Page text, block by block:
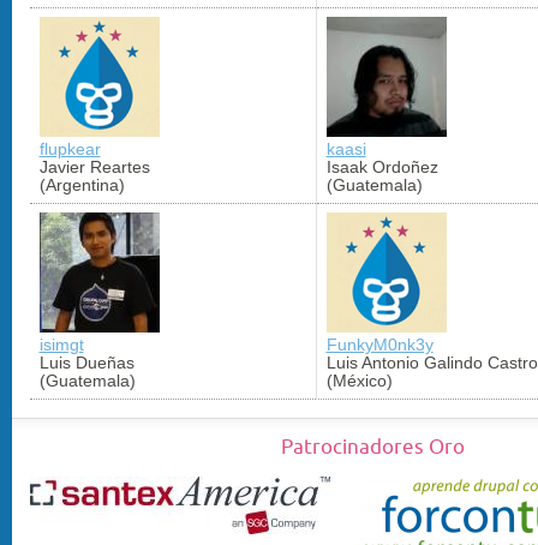
flupkear
Javier Reartes
(Argentina)
kaasi
Isaak Ordoñez
(Guatemala)
isimgt
Luis Dueñas
(Guatemala)
FunkyM0nk3y
Luis Antonio Galindo Castro
(México)
Patrocinadores Oro